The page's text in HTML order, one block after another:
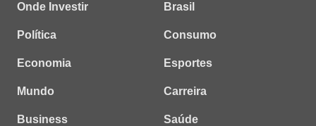
Onde Investir
Política
Economia
Mundo
Business
Brasil
Consumo
Esportes
Carreira
Saúde